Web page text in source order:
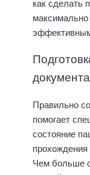
как сделать
Правильно
помогает
состояние
Чем больше